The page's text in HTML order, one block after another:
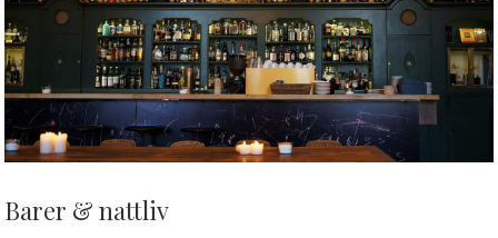
Barer & nattliv